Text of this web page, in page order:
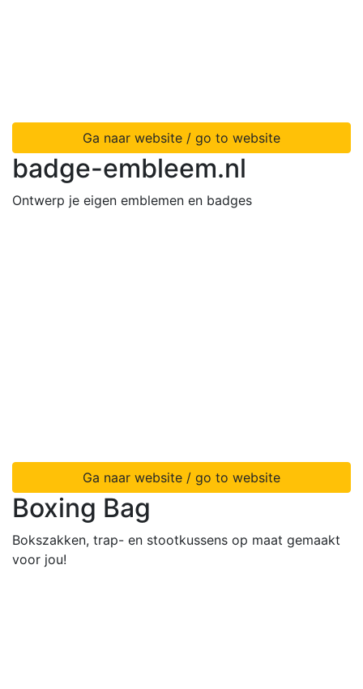
Ga naar website / go to website
badge-embleem.nl
Ontwerp je eigen emblemen en badges
Ga naar website / go to website
Boxing Bag
Bokszakken, trap- en stootkussens op maat gemaakt
voor jou!